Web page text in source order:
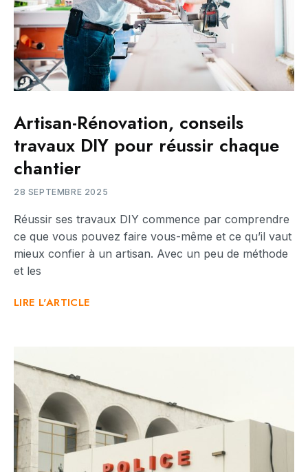
Artisan-Rénovation, conseils
travaux DIY pour réussir chaque
chantier
28 SEPTEMBRE 2025
Réussir ses travaux DIY commence par comprendre
ce que vous pouvez faire vous-même et ce qu’il vaut
mieux confier à un artisan. Avec un peu de méthode
et les
LIRE L'ARTICLE